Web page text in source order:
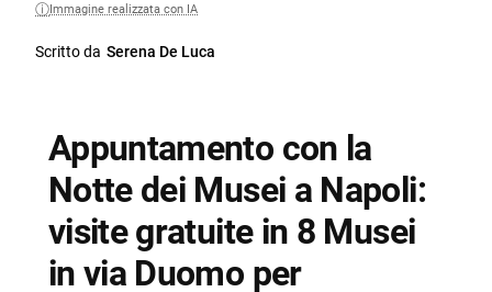
Immagine realizzata con IA
Scritto da Serena De Luca
Appuntamento con la
Notte dei Musei a Napoli:
visite gratuite in 8 Musei
in via Duomo per